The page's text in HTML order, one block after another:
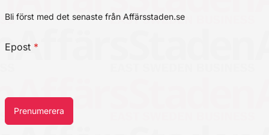
Bli först med det senaste från Affärsstaden.se
Epost *
Prenumerera